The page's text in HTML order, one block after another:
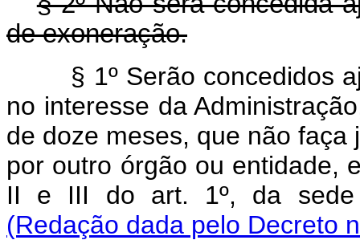
de exoneração.
§ 1º Serão concedidos
no interesse da
de doze meses, que não
por outro órgão ou entidade,
II e III do art. 1º, da
(Redação dada pelo Decreto